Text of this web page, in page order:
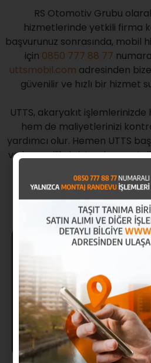
RS Otomotiv Grubu
hizmetlerinde yetkili firma
başvurunuz sonrasında, mobil
için 0850 777 88 77
uttsmobil.com adresinden
güvenilir ve hızlı bir hizmet
UTTS, akaryakıt
hem de maliyetlerinizi
yardımcı olur. Hemen UTTS
ve bu yenilikçi sistemin
Hemen montaj talebi
777 88 77‘yi arayın veya
sitesinden başvuru
Başvuru Yap